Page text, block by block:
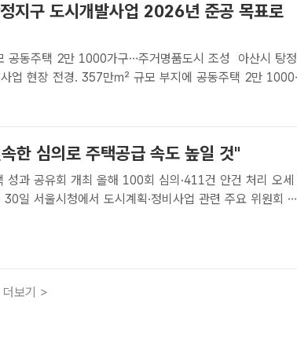
지구 도시개발사업 2026년 준공 목표로
주택 2만 1000가구…주거명품도시 조성 아산시 탕정
업 현장 전경. 357만㎡ 규모 부지에 공동주택 2만 1000
공시설이 들어서며 '주거명품도시' 조성을 목표로 공사가 한
한 심의로 주택공급 속도 높일 것"
과 공유회 개최 올해 100회 심의·411건 안건 처리 오세
일 서울시청에서 도시계획·정비사업 관련 주요 위원회 위
시주택 성과 공유회'를 열었다. /서울시[더팩트 | 공미나 기
더보기 >